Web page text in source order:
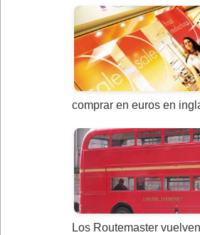
comprar en euros en
Los Routemaster